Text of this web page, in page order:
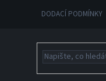
DODACÍ PODMÍNKY